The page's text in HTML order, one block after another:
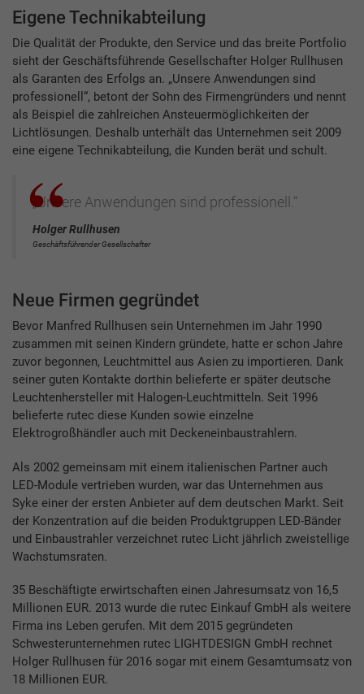
Eigene Technikabteilung
Die Qualität der Produkte, den Service und das breite Portfolio
sieht der Geschäftsführende Gesellschafter Holger Rullhusen
als Garanten des Erfolgs an. „Unsere Anwendungen sind
professionell“, betont der Sohn des Firmengründers und nennt
als Beispiel die zahlreichen Ansteuermöglichkeiten der
Lichtlösungen. Deshalb unterhält das Unternehmen seit 2009
eine eigene Technikabteilung, die Kunden berät und schult.
„Unsere Anwendungen sind professionell.“
Holger Rullhusen
Geschäftsführender Gesellschafter
Neue Firmen gegründet
Bevor Manfred Rullhusen sein Unternehmen im Jahr 1990
zusammen mit seinen Kindern gründete, hatte er schon Jahre
zuvor begonnen, Leuchtmittel aus Asien zu importieren. Dank
seiner guten Kontakte dorthin belieferte er später deutsche
Leuchtenhersteller mit Halogen-Leuchtmitteln. Seit 1996
belieferte rutec diese Kunden sowie einzelne
Elektrogroßhändler auch mit Deckeneinbaustrahlern.
Als 2002 gemeinsam mit einem italienischen Partner auch
LED-Module vertrieben wurden, war das Unternehmen aus
Syke einer der ersten Anbieter auf dem deutschen Markt. Seit
der Konzentration auf die beiden Produktgruppen LED-Bänder
und Einbaustrahler verzeichnet rutec Licht jährlich zweistellige
Wachstumsraten.
35 Beschäftigte erwirtschaften einen Jahresumsatz von 16,5
Millionen EUR. 2013 wurde die rutec Einkauf GmbH als weitere
Firma ins Leben gerufen. Mit dem 2015 gegründeten
Schwesterunternehmen rutec LIGHTDESIGN GmbH rechnet
Holger Rullhusen für 2016 sogar mit einem Gesamtumsatz von
18 Millionen EUR.